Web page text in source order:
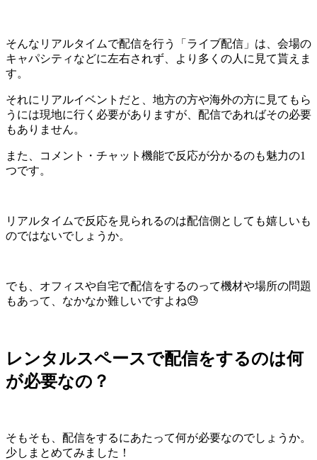
そんなリアルタイムで配信を行う「ライブ配信」は、会場の
キャパシティなどに左右されず、より多くの人に見て貰えま
す。
それにリアルイベントだと、地方の方や海外の方に見てもら
うには現地に行く必要がありますが、配信であればその必要
もありません。
また、コメント・チャット機能で反応が分かるのも魅力の1
つです。
リアルタイムで反応を見られるのは配信側としても嬉しいも
のではないでしょうか。
でも、オフィスや自宅で配信をするのって機材や場所の問題
もあって、なかなか難しいですよね😓
レンタルスペースで配信をするのは何
が必要なの？
そもそも、配信をするにあたって何が必要なのでしょうか。
少しまとめてみました！